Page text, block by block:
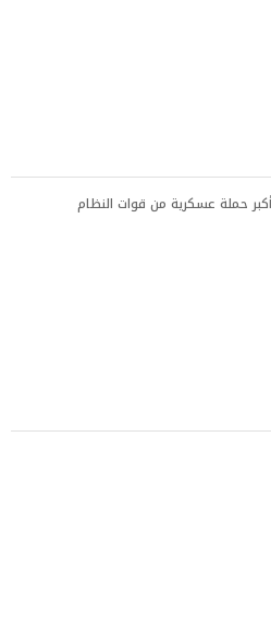
حملة عسكرية من قوات النظام